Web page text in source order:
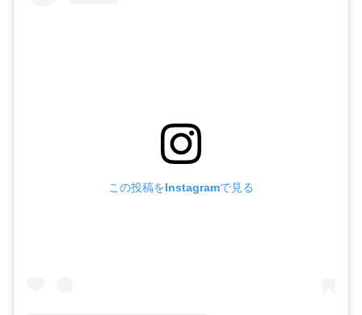
この投稿をInstagramで見る